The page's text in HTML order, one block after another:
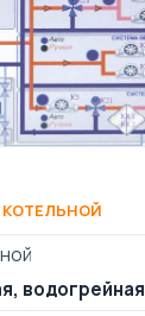
КОТЕЛЬНОЙ
водогрейная